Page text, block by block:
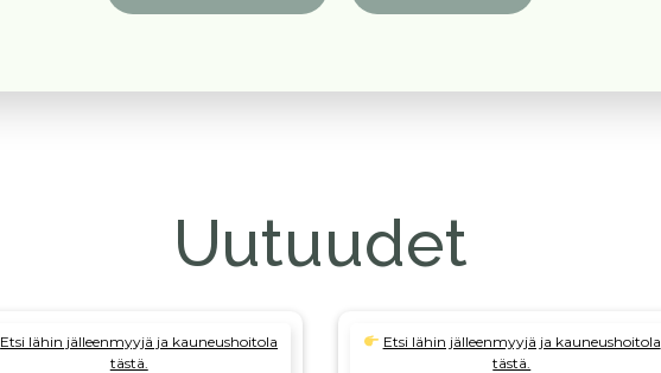
Uutuudet
Etsi lähin jälleenmyyjä ja kauneushoitola
tästä.
Etsi lähin jälleenmyyjä ja kauneushoitola
tästä.